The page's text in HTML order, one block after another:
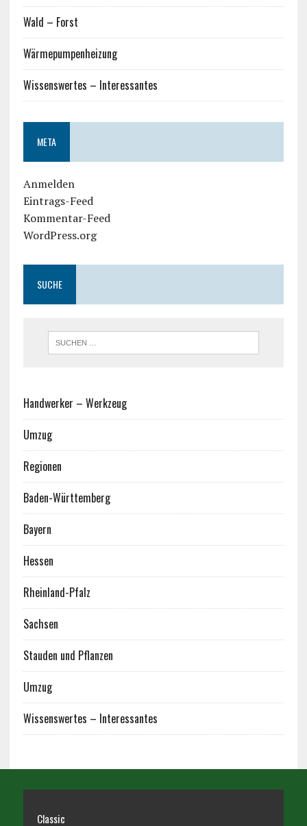
Wald – Forst
Wärmepumpenheizung
Wissenswertes – Interessantes
META
Anmelden
Eintrags-Feed
Kommentar-Feed
WordPress.org
SUCHE
Handwerker – Werkzeug
Umzug
Regionen
Baden-Württemberg
Bayern
Hessen
Rheinland-Pfalz
Sachsen
Stauden und Pflanzen
Umzug
Wissenswertes – Interessantes
Classic